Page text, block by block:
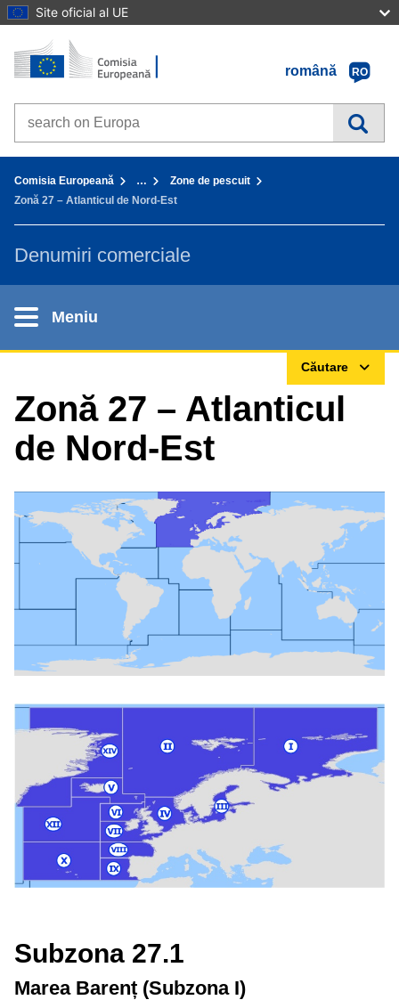
Site oficial al UE
Accesaţi conţinutul
Prima pagină - Comisia Europeană
română
RO
Search on Europa websites
Comisia Europeană …
Zone de pescuit
Zonă 27 – Atlanticul de Nord-Est
Denumiri comerciale
Meniu
Căutare
Zonă 27 – Atlanticul
de Nord-Est
Subzona 27.1
Marea Barenț (Subzona I)